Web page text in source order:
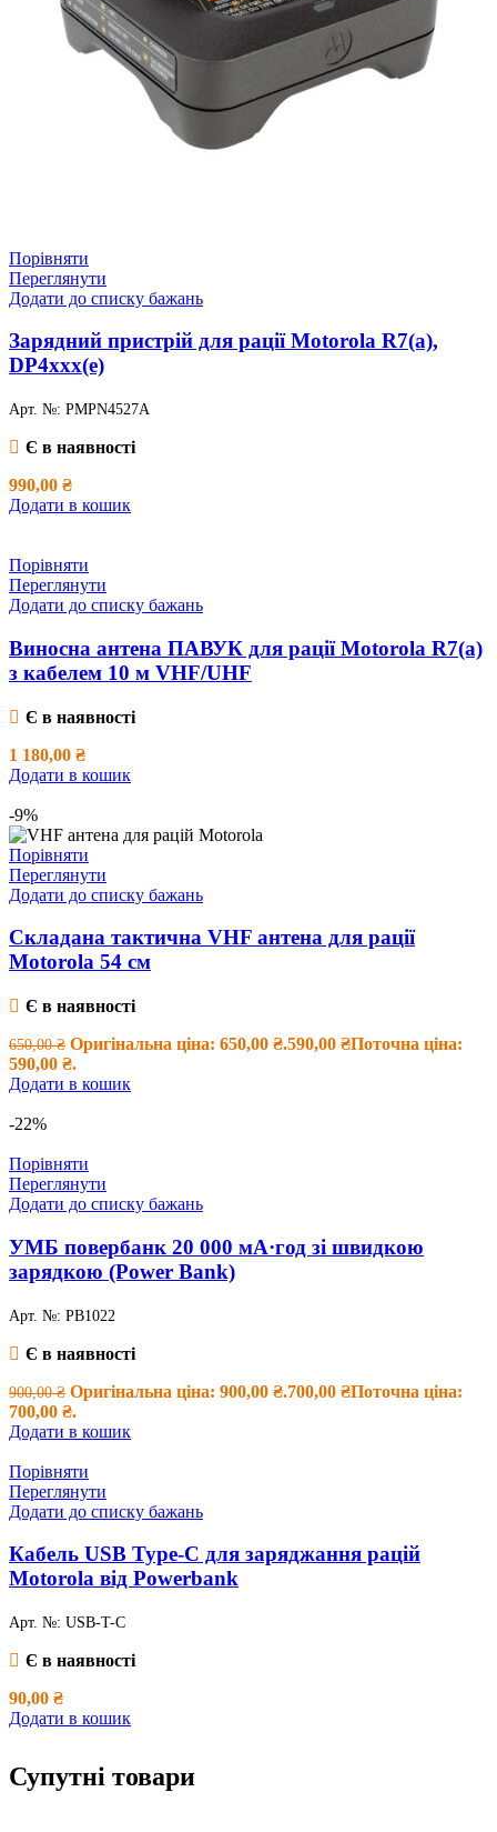
Порівняти
Переглянути
Додати до списку бажань
Зарядний пристрій для рації Motorola R7(a),
DP4xxx(e)
Арт. №: PMPN4527A
Є в наявності
990,00 ₴
Додати в кошик
Порівняти
Переглянути
Додати до списку бажань
Виносна антена ПАВУК для рації Motorola R7(a)
з кабелем 10 м VHF/UHF
Є в наявності
1 180,00 ₴
Додати в кошик
-9%
Порівняти
Переглянути
Додати до списку бажань
Складана тактична VHF антена для рації
Motorola 54 см
Є в наявності
650,00₴ Оригінальна ціна: 650,00 ₴.590,00 ₴Поточна ціна:
590,00 ₴.
Додати в кошик
-22%
Порівняти
Переглянути
Додати до списку бажань
УМБ повербанк 20 000 мА·год зі швидкою
зарядкою (Power Bank)
Арт. №: PB1022
Є в наявності
900,00₴ Оригінальна ціна: 900,00 ₴.700,00 ₴Поточна ціна:
700,00 ₴.
Додати в кошик
Порівняти
Переглянути
Додати до списку бажань
Кабель USB Type-C для заряджання рацій
Motorola від Powerbank
Арт. №: USB-T-C
Є в наявності
90,00 ₴
Додати в кошик
Супутні товари